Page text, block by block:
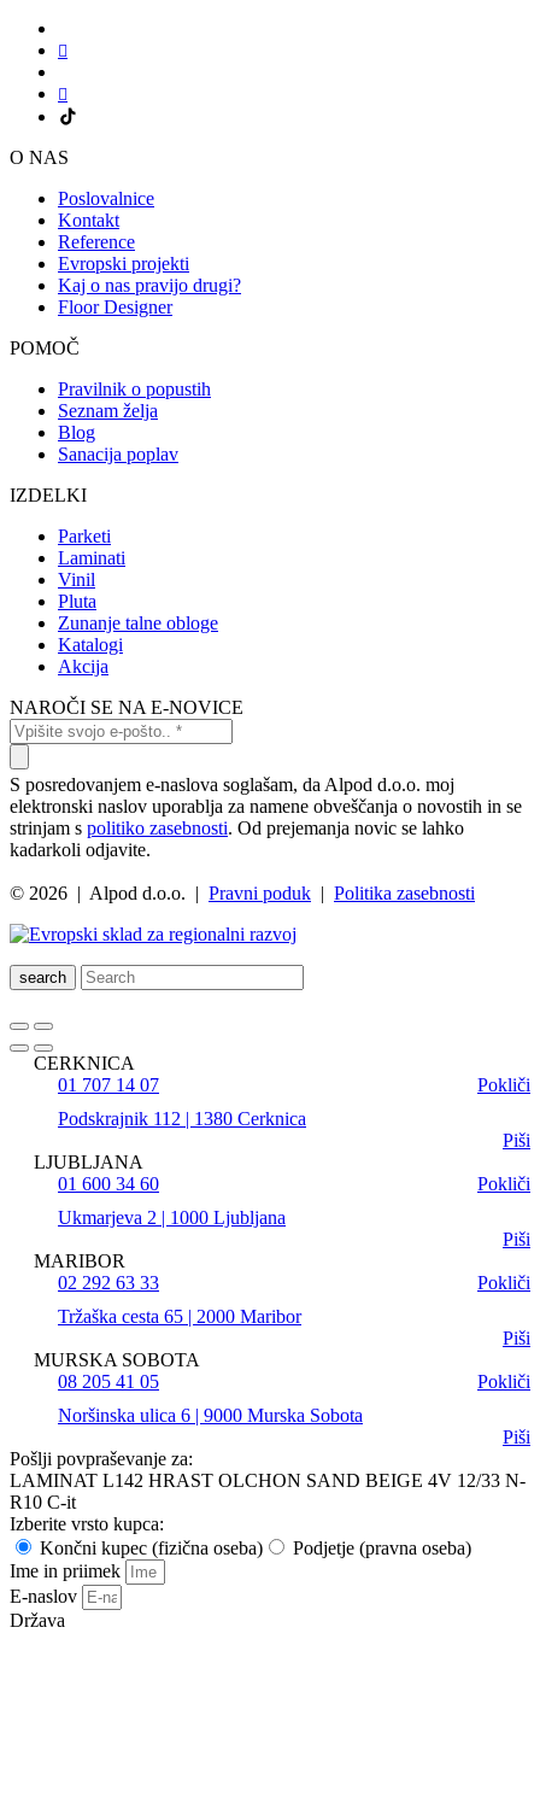
O NAS
Poslovalnice
Kontakt
Reference
Evropski projekti
Kaj o nas pravijo drugi?
Floor Designer
POMOČ
Pravilnik o popustih
Seznam želja
Blog
Sanacija poplav
IZDELKI
Parketi
Laminati
Vinil
Pluta
Zunanje talne obloge
Katalogi
Akcija
NAROČI SE NA E-NOVICE
S posredovanjem e-naslova soglašam, da Alpod d.o.o. moj
elektronski naslov uporablja za namene obveščanja o novostih in se
strinjam s politiko zasebnosti. Od prejemanja novic se lahko
kadarkoli odjavite.
© 2026 | Alpod d.o.o. | Pravni poduk | Politika zasebnosti
search
CERKNICA
01 707 14 07
Pokliči
Podskrajnik 112 | 1380 Cerknica
Piši
LJUBLJANA
01 600 34 60
Pokliči
Ukmarjeva 2 | 1000 Ljubljana
Piši
MARIBOR
02 292 63 33
Pokliči
Tržaška cesta 65 | 2000 Maribor
Piši
MURSKA SOBOTA
08 205 41 05
Pokliči
Noršinska ulica 6 | 9000 Murska Sobota
Piši
Pošlji povpraševanje za:
LAMINAT L142 HRAST OLCHON SAND BEIGE 4V 12/33 N-
R10 C-it
Izberite vrsto kupca:
Končni kupec (fizična oseba)
Podjetje (pravna oseba)
Ime in priimek
E-naslov
Država